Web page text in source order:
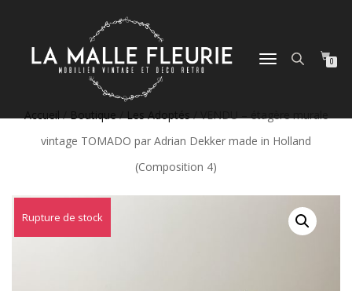
DÉPLIER
0
Accueil/Boutique/Les Adoptés/ VENDU – étagère murale
vintage TOMADO par Adrian Dekker made in Holland
(Composition 4)
Rupture de stock